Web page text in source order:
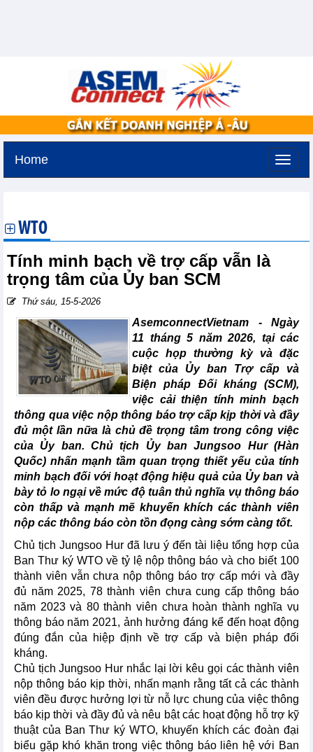
Home
WTO
Tính minh bạch về trợ cấp vẫn là
trọng tâm của Ủy ban SCM
Thứ sáu, 15-5-2026
AsemconnectVietnam - Ngày
11 tháng 5 năm 2026, tại các
cuộc họp thường kỳ và đặc
biệt của Ủy ban Trợ cấp và
Biện pháp Đối kháng (SCM),
việc cải thiện tính minh bạch
thông qua việc nộp thông báo trợ cấp kịp thời và đầy
đủ một lần nữa là chủ đề trọng tâm trong công việc
của Ủy ban. Chủ tịch Ủy ban Jungsoo Hur (Hàn
Quốc) nhấn mạnh tầm quan trọng thiết yếu của tính
minh bạch đối với hoạt động hiệu quả của Ủy ban và
bày tỏ lo ngại về mức độ tuân thủ nghĩa vụ thông báo
còn thấp và mạnh mẽ khuyến khích các thành viên
nộp các thông báo còn tồn đọng càng sớm càng tốt.
Chủ tịch Jungsoo Hur đã lưu ý đến tài liệu tổng hợp của
Ban Thư ký WTO về tỷ lệ nộp thông báo và cho biết 100
thành viên vẫn chưa nộp thông báo trợ cấp mới và đầy
đủ năm 2025, 78 thành viên chưa cung cấp thông báo
năm 2023 và 80 thành viên chưa hoàn thành nghĩa vụ
thông báo năm 2021, ảnh hưởng đáng kể đến hoạt động
đúng đắn của hiệp định về trợ cấp và biện pháp đối
kháng.
Chủ tịch Jungsoo Hur nhắc lại lời kêu gọi các thành viên
nộp thông báo kịp thời, nhấn mạnh rằng tất cả các thành
viên đều được hưởng lợi từ nỗ lực chung của việc thông
báo kịp thời và đầy đủ và nêu bật các hoạt động hỗ trợ kỹ
thuật của Ban Thư ký WTO, khuyến khích các đoàn đại
biểu gặp khó khăn trong việc thông báo liên hệ với Ban